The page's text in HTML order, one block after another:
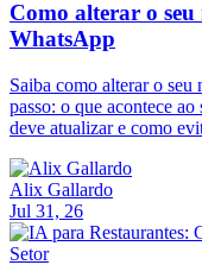
Como alterar o
WhatsApp
Saiba como alterar o
passo: o que acontece
deve atualizar e como
Alix Gallardo
Jul 31, 26
Setor